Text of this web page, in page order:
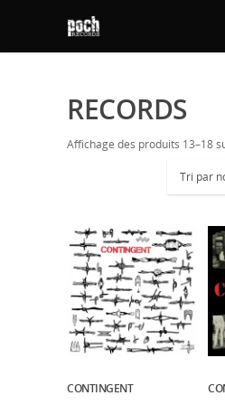
RECORDS
Affichage des produits 13–18
Lire La Suite
CONTINGENT